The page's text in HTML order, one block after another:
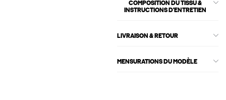
COMPOSITION DU TISSU &
INSTRUCTIONS D'ENTRETIEN
LIVRAISON & RETOUR
MENSURATIONS DU MODÈLE